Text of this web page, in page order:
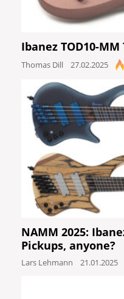
Ibanez TOD10-
Thomas Dill 27.02.2025
NAMM 2025:
Pickups, anyone?
Lars Lehmann 21.01.2025